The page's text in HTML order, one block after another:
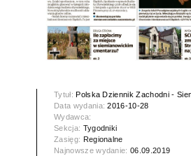
Tytuł:Polska Dziennik Zachodni -
Data wydania:2016-10-28
Wydawca:
Sekcja: Tygodniki
Zasięg: Regionalne
Najnowsze wydanie:06.09.2019